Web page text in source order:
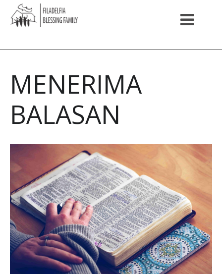
MENERIMA
BALASAN